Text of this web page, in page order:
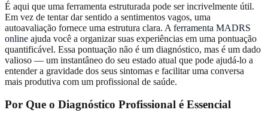
É aqui que uma ferramenta estruturada pode ser incrivelmente útil.
Em vez de tentar dar sentido a sentimentos vagos, uma
autoavaliação fornece uma estrutura clara. A ferramenta MADRS
online ajuda você a organizar suas experiências em uma pontuação
quantificável. Essa pontuação não é um diagnóstico, mas é um dado
valioso — um instantâneo do seu estado atual que pode ajudá-lo a
entender a gravidade dos seus sintomas e facilitar uma conversa
mais produtiva com um profissional de saúde.
Por Que o Diagnóstico Profissional é Essencial